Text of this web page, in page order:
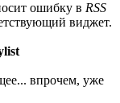
ошибку в RSS
виджет.
впрочем, уже